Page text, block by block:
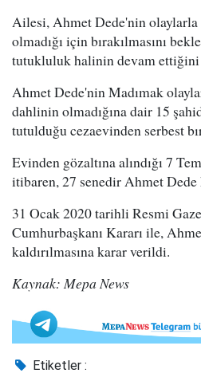
Ailesi, Ahmet Dede'nin
olmadığı için bırakılmasını
tutukluluk halinin devam ettiğini
Ahmet Dede'nin Madımak
dahlinin olmadığına dair 15
tutulduğu cezaevinden serbest
Evinden gözaltına alındığı 7
itibaren, 27 senedir Ahmet
31 Ocak 2020 tarihli Resmi
Cumhurbaşkanı Kararı ile,
kaldırılmasına karar verildi.
Kaynak: Mepa News
Etiketler :